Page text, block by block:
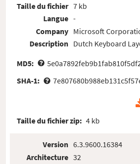
Taille du fichier
Langue
Company
Description
7 kb
-
Microsoft
Dutch Keyboard
MD5:
SHA-1:
Taille du fichier zip: 4 kb
Version
Architecture
6.3.9600.16384
32